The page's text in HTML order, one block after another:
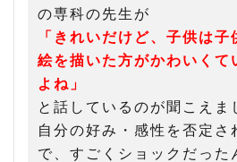
の専科の先生が
「きれいだけど、子供は子
絵を描いた方がかわいくて
よね」
と話しているのが聞こえま
自分の好み・感性を否定さ
で、すごくショックだった